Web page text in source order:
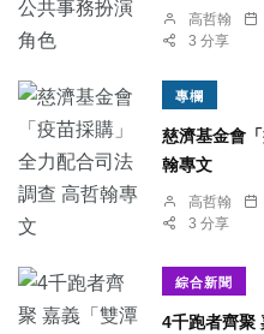
高哲翰
3 分享
專欄
慈濟基金會
翰專文
高哲翰
3 分享
綜合新聞
4千跑者齊聚